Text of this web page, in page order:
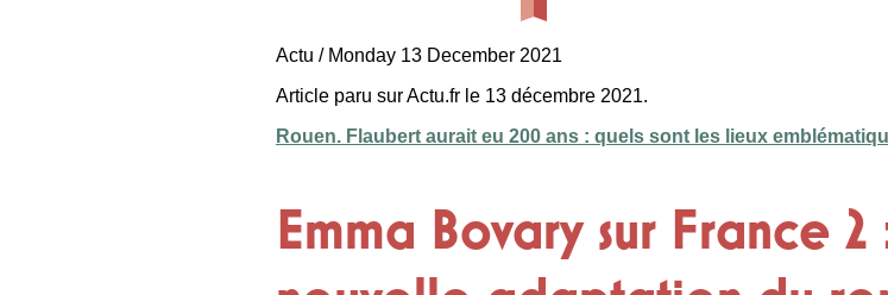
Actu / Monday 13 December 2021
Article paru sur Actu.fr le 13 décembre 2021.
Rouen. Flaubert aurait eu 200 ans : quels sont les lieux
Emma Bovary sur France